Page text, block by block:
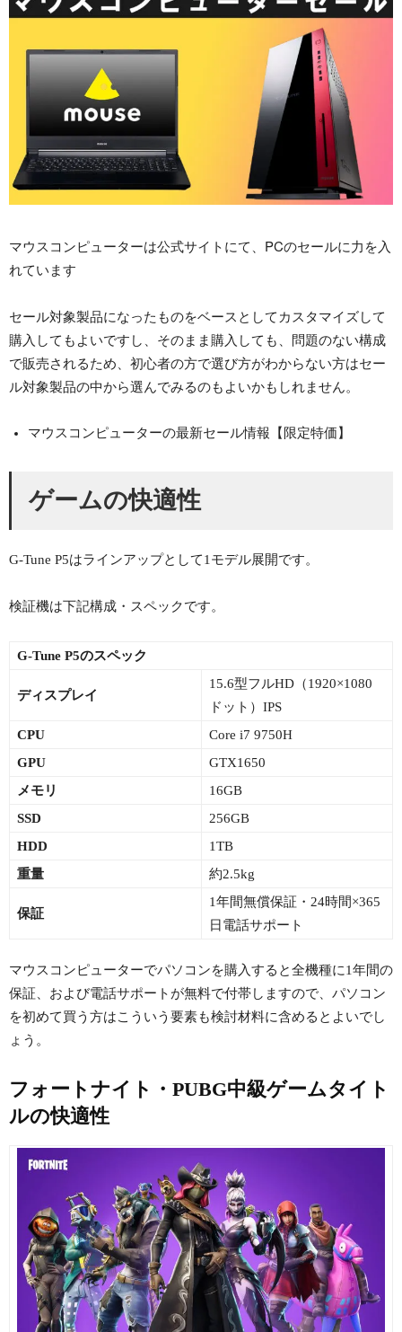
マウスコンピューターは公式サイトにて、PCのセールに力を入
れています
セール対象製品になったものをベースとしてカスタマイズして
購入してもよいですし、そのまま購入しても、問題のない構成
で販売されるため、初心者の方で選び方がわからない方はセー
ル対象製品の中から選んでみるのもよいかもしれません。
マウスコンピューターの最新セール情報【限定特価】
ゲームの快適性
G-Tune P5はラインアップとして1モデル展開です。
検証機は下記構成・スペックです。
G-Tune P5のスペック
ディスプレイ
15.6型フルHD（1920×1080
ドット）IPS
CPU
Core i7 9750H
GPU
GTX1650
メモリ
16GB
SSD
256GB
HDD
1TB
重量
約2.5kg
保証
1年間無償保証・24時間×365
日電話サポート
マウスコンピューターでパソコンを購入すると全機種に1年間の
保証、および電話サポートが無料で付帯しますので、パソコン
を初めて買う方はこういう要素も検討材料に含めるとよいでし
ょう。
フォートナイト・PUBG中級ゲームタイト
ルの快適性